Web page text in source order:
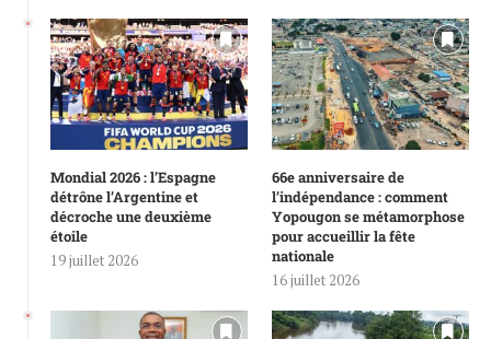
Mondial 2026 : l’Espagne
détrône l’Argentine et
décroche une deuxième
étoile
19 juillet 2026
66e anniversaire de
l’indépendance : comment
Yopougon se métamorphose
pour accueillir la fête
nationale
16 juillet 2026